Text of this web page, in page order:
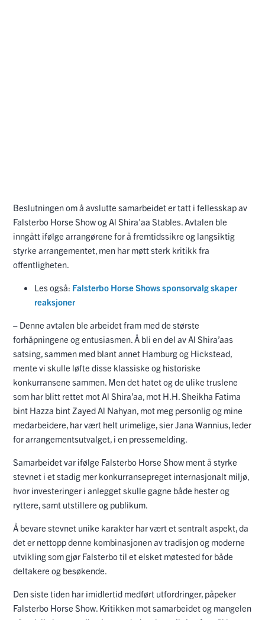
Beslutningen om å avslutte samarbeidet er tatt i fellesskap av
Falsterbo Horse Show og Al Shira'aa Stables. Avtalen ble
inngått ifølge arrangørene for å fremtidssikre og langsiktig
styrke arrangementet, men har møtt sterk kritikk fra
offentligheten.
Les også: Falsterbo Horse Shows sponsorvalg skaper
reaksjoner
– Denne avtalen ble arbeidet fram med de største
forhåpningene og entusiasmen. Å bli en del av Al Shira’aas
satsing, sammen med blant annet Hamburg og Hickstead,
mente vi skulle løfte disse klassiske og historiske
konkurransene sammen. Men det hatet og de ulike truslene
som har blitt rettet mot Al Shira’aa, mot H.H. Sheikha Fatima
bint Hazza bint Zayed Al Nahyan, mot meg personlig og mine
medarbeidere, har vært helt urimelige, sier Jana Wannius, leder
for arrangementsutvalget, i en pressemelding.
Samarbeidet var ifølge Falsterbo Horse Show ment å styrke
stevnet i et stadig mer konkurransepreget internasjonalt miljø,
hvor investeringer i anlegget skulle gagne både hester og
ryttere, samt utstillere og publikum.
Å bevare stevnet unike karakter har vært et sentralt aspekt, da
det er nettopp denne kombinasjonen av tradisjon og moderne
utvikling som gjør Falsterbo til et elsket møtested for både
deltakere og besøkende.
Den siste tiden har imidlertid medført utfordringer, påpeker
Falsterbo Horse Show. Kritikken mot samarbeidet og mangelen